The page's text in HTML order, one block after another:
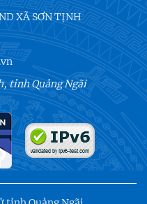
XÃ SƠN TỊNH
tỉnh Quảng Ngãi